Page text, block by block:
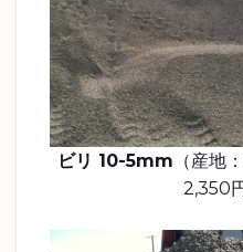
ビリ 10-5mm （産
2,350